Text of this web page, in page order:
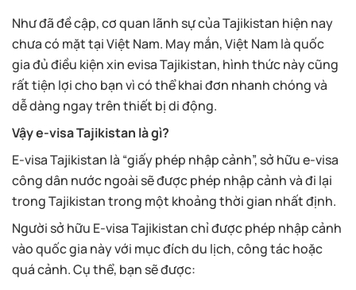
Như đã đề cập, cơ quan lãnh sự của Tajikistan hiện nay
chưa có mặt tại Việt Nam. May mắn, Việt Nam là quốc
gia đủ điều kiện xin evisa Tajikistan, hình thức này cũng
rất tiện lợi cho bạn vì có thể khai đơn nhanh chóng và
dễ dàng ngay trên thiết bị di động.
Vậy e-visa Tajikistan là gì?
E-visa Tajikistan là “giấy phép nhập cảnh”, sở hữu e-visa
công dân nước ngoài sẽ được phép nhập cảnh và đi lại
trong Tajikistan trong một khoảng thời gian nhất định.
Người sở hữu E-visa Tajikistan chỉ được phép nhập cảnh
vào quốc gia này với mục đích du lịch, công tác hoặc
quá cảnh. Cụ thể, bạn sẽ được: